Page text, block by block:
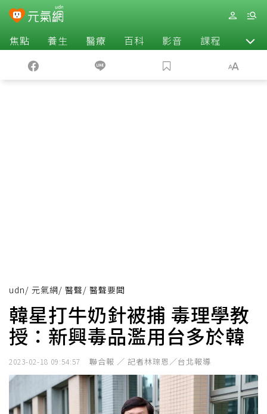
焦點 養生 醫療 百科 影音 課程 退休
udn/ 元氣網/ 醫聲/ 醫聲要聞
韓星打牛奶針被捕 毒理學教
授：新興毒品濫用台多於韓
2023-02-18 09:54:57 聯合報 ／ 記者林琮恩／台北報導